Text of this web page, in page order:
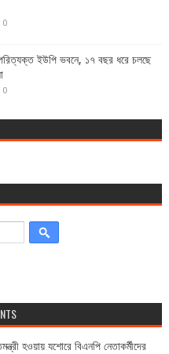
0
ইউপি ভবনে, ১৭ বছর ধরে চলছে
0
হওয়ায় যশোরে বিএনপি নেতাকর্মীদের